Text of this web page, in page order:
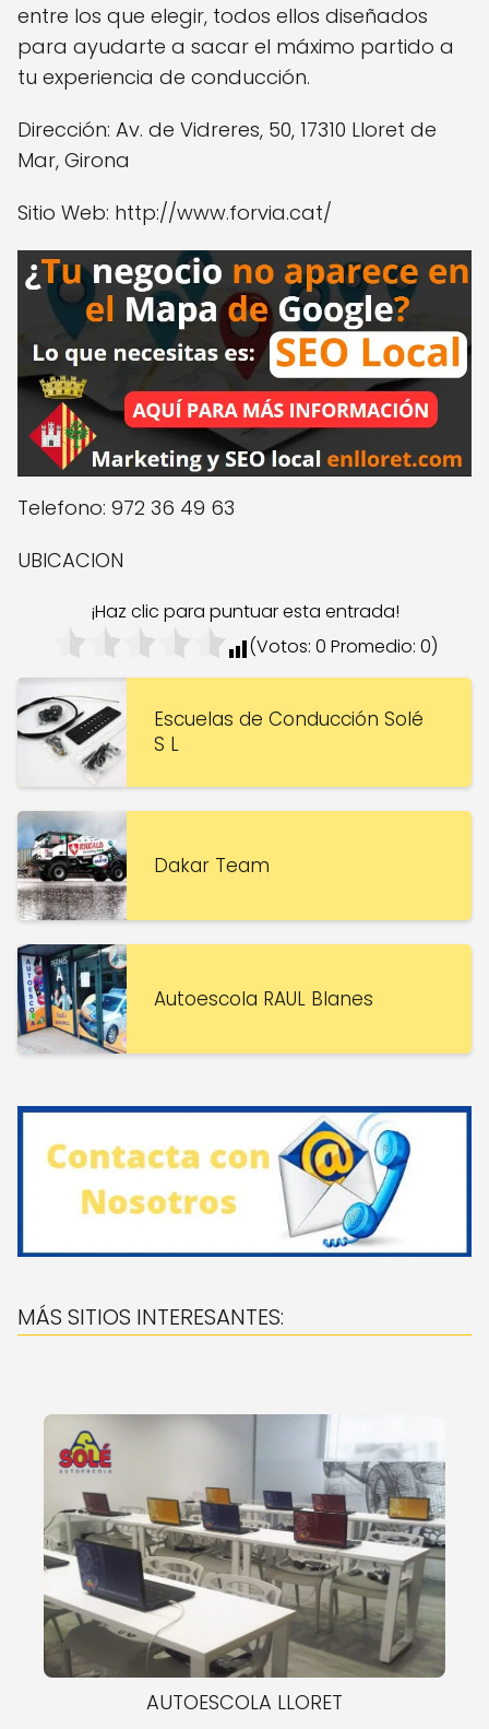
entre los que elegir, todos ellos diseñados
para ayudarte a sacar el máximo partido a
tu experiencia de conducción.
Dirección: Av. de Vidreres, 50, 17310 Lloret de
Mar, Girona
Sitio Web: http://www.forvia.cat/
Telefono: 972 36 49 63
UBICACION
¡Haz clic para puntuar esta entrada!
(Votos: 0 Promedio: 0)
Escuelas de Conducción Solé
S L
Dakar Team
Autoescola RAUL Blanes
MÁS SITIOS INTERESANTES:
AUTOESCOLA LLORET